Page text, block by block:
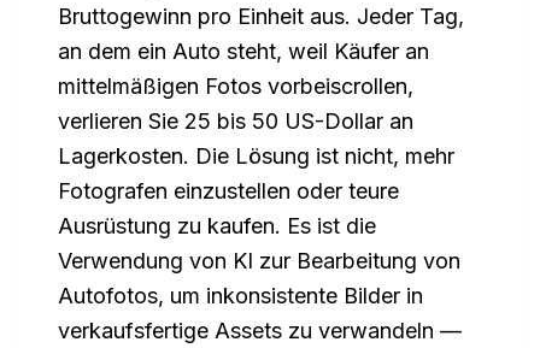
Bruttogewinn pro Einheit aus. Jeder Tag,
an dem ein Auto steht, weil Käufer an
mittelmäßigen Fotos vorbeiscrollen,
verlieren Sie 25 bis 50 US-Dollar an
Lagerkosten. Die Lösung ist nicht, mehr
Fotografen einzustellen oder teure
Ausrüstung zu kaufen. Es ist die
Verwendung von KI zur Bearbeitung von
Autofotos, um inkonsistente Bilder in
verkaufsfertige Assets zu verwandeln —